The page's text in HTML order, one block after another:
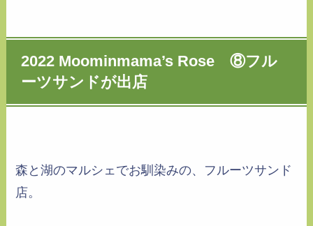
2022 Moominmama’s Rose ⑧フル
ーツサンドが出店
森と湖のマルシェでお馴染みの、フルーツサンド
店。